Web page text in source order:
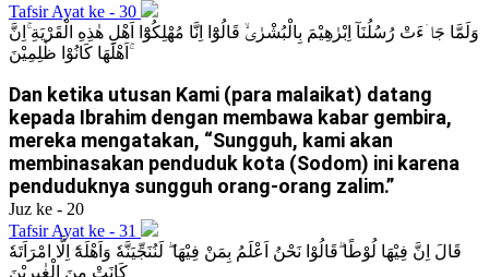
Tafsir Ayat ke - 30
وَلَمَّا جَاۤءَتْ رُسُلُنَآ اِبْرٰهِيْمَ بِالْبُشْرٰىۙ قَالُوْٓا اِنَّا مُهْلِكُوْٓا اَهْلِ هٰذِهِ الْقَرْيَةِ ۚاِنَّ
اَهْلَهَا كَانُوْا ظٰلِمِيْنَ ۚ
Dan ketika utusan Kami (para malaikat) datang
kepada Ibrahim dengan membawa kabar gembira,
mereka mengatakan, “Sungguh, kami akan
membinasakan penduduk kota (Sodom) ini karena
penduduknya sungguh orang-orang zalim.”
Juz ke - 20
Tafsir Ayat ke - 31
قَالَ اِنَّ فِيْهَا لُوْطًا ۗقَالُوْا نَحْنُ اَعْلَمُ بِمَنْ فِيْهَا ۖ لَنُنَجِّيَنَّهٗ وَاَهْلَهٗٓ اِلَّا امْرَاَتَهٗ
كَانَتْ مِنَ الْغٰبِرِيْنَ